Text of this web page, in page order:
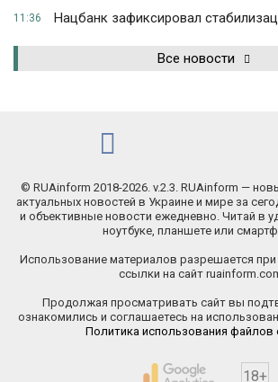
11:36 Нацбанк зафиксировал
Все новости
© RUAinform 2018-2026. v.2.3. RUAinform —
актуальных новостей в Украине и мире за
и объективные новости ежедневно. Читай в
ноутбуке, планшете или
Использование материалов разрешается
ссылки на сайт
Продолжая просматривать сайт вы
ознакомились и соглашаетесь на
Политика использования файлов
18+